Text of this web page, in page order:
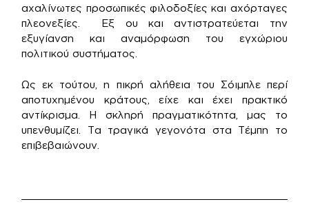
αχαλίνωτες προσωπικές φιλοδοξίες και αχόρταγες
πλεονεξίες. Εξ ου και αντιστρατεύεται την
εξυγίανση και αναμόρφωση του εγχώριου
πολιτικού συστήματος.
Ως εκ τούτου, η πικρή αλήθεια του Σόιμπλε περί
αποτυχημένου κράτους, είχε και έχει πρακτικό
αντίκρισμα. Η σκληρή πραγματικότητα, μας το
υπενθυμίζει. Τα τραγικά γεγονότα στα Τέμπη το
επιβεβαιώνουν.